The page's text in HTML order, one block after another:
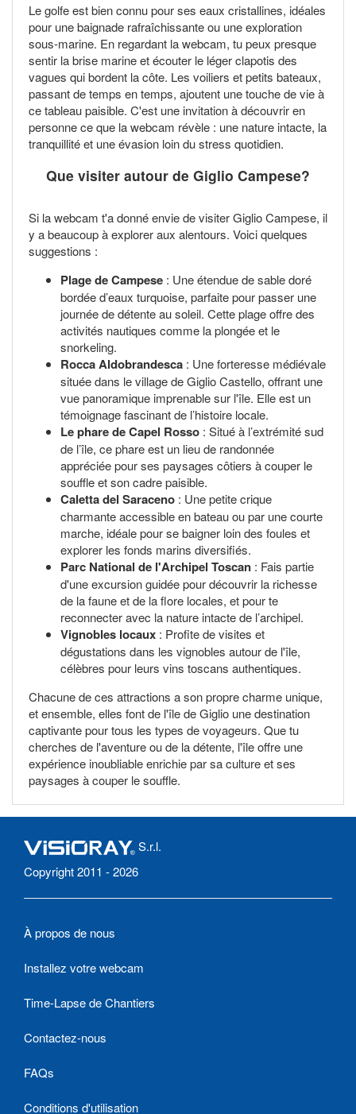
Le golfe est bien connu pour ses eaux cristallines, idéales
pour une baignade rafraîchissante ou une exploration
sous-marine. En regardant la webcam, tu peux presque
sentir la brise marine et écouter le léger clapotis des
vagues qui bordent la côte. Les voiliers et petits bateaux,
passant de temps en temps, ajoutent une touche de vie à
ce tableau paisible. C'est une invitation à découvrir en
personne ce que la webcam révèle : une nature intacte, la
tranquillité et une évasion loin du stress quotidien.
Que visiter autour de Giglio Campese?
Si la webcam t'a donné envie de visiter Giglio Campese, il
y a beaucoup à explorer aux alentours. Voici quelques
suggestions :
Plage de Campese : Une étendue de sable doré
bordée d’eaux turquoise, parfaite pour passer une
journée de détente au soleil. Cette plage offre des
activités nautiques comme la plongée et le
snorkeling.
Rocca Aldobrandesca : Une forteresse médiévale
située dans le village de Giglio Castello, offrant une
vue panoramique imprenable sur l'île. Elle est un
témoignage fascinant de l’histoire locale.
Le phare de Capel Rosso : Situé à l’extrémité sud
de l’île, ce phare est un lieu de randonnée
appréciée pour ses paysages côtiers à couper le
souffle et son cadre paisible.
Caletta del Saraceno : Une petite crique
charmante accessible en bateau ou par une courte
marche, idéale pour se baigner loin des foules et
explorer les fonds marins diversifiés.
Parc National de l'Archipel Toscan : Fais partie
d'une excursion guidée pour découvrir la richesse
de la faune et de la flore locales, et pour te
reconnecter avec la nature intacte de l’archipel.
Vignobles locaux : Profite de visites et
dégustations dans les vignobles autour de l'île,
célèbres pour leurs vins toscans authentiques.
Chacune de ces attractions a son propre charme unique,
et ensemble, elles font de l'île de Giglio une destination
captivante pour tous les types de voyageurs. Que tu
cherches de l'aventure ou de la détente, l'île offre une
expérience inoubliable enrichie par sa culture et ses
paysages à couper le souffle.
S.r.l.
Copyright 2011 - 2026
À propos de nous
Installez votre webcam
Time-Lapse de Chantiers
Contactez-nous
FAQs
Conditions d'utilisation